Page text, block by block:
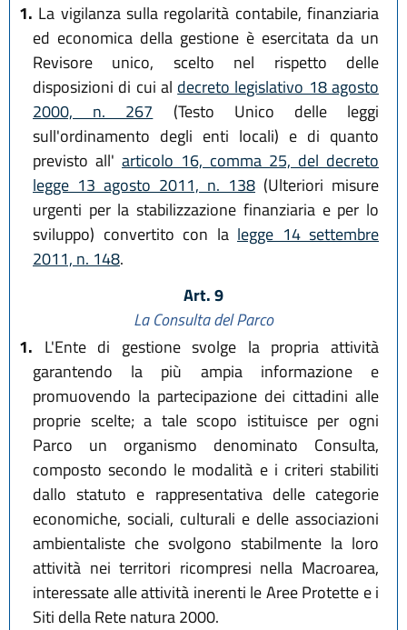
1. La vigilanza sulla regolarità contabile, finanziaria
ed economica della gestione è esercitata da un
Revisore unico, scelto nel rispetto delle
disposizioni di cui al decreto legislativo 18 agosto
2000, n. 267 (Testo Unico delle leggi
sull'ordinamento degli enti locali) e di quanto
previsto all' articolo 16, comma 25, del decreto
legge 13 agosto 2011, n. 138 (Ulteriori misure
urgenti per la stabilizzazione finanziaria e per lo
sviluppo) convertito con la legge 14 settembre
2011, n. 148.
Art. 9
La Consulta del Parco
1. L'Ente di gestione svolge la propria attività
garantendo la più ampia informazione e
promuovendo la partecipazione dei cittadini alle
proprie scelte; a tale scopo istituisce per ogni
Parco un organismo denominato Consulta,
composto secondo le modalità e i criteri stabiliti
dallo statuto e rappresentativa delle categorie
economiche, sociali, culturali e delle associazioni
ambientaliste che svolgono stabilmente la loro
attività nei territori ricompresi nella Macroarea,
interessate alle attività inerenti le Aree Protette e i
Siti della Rete natura 2000.